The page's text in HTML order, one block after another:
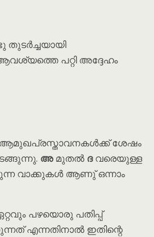
ആവശ്യത്തെ പറ്റി അദ്ദേഹം
ആമുഖപ്രസ്താവനകൾക്ക് ശേഷം
അമുതൽ ദവരെയുള്ള
വാക്കുകൾ ആണു് ഒന്നാം
പഴയൊരു പതിപ്പ്
എന്നതിനാൽ ഇതിന്റെ